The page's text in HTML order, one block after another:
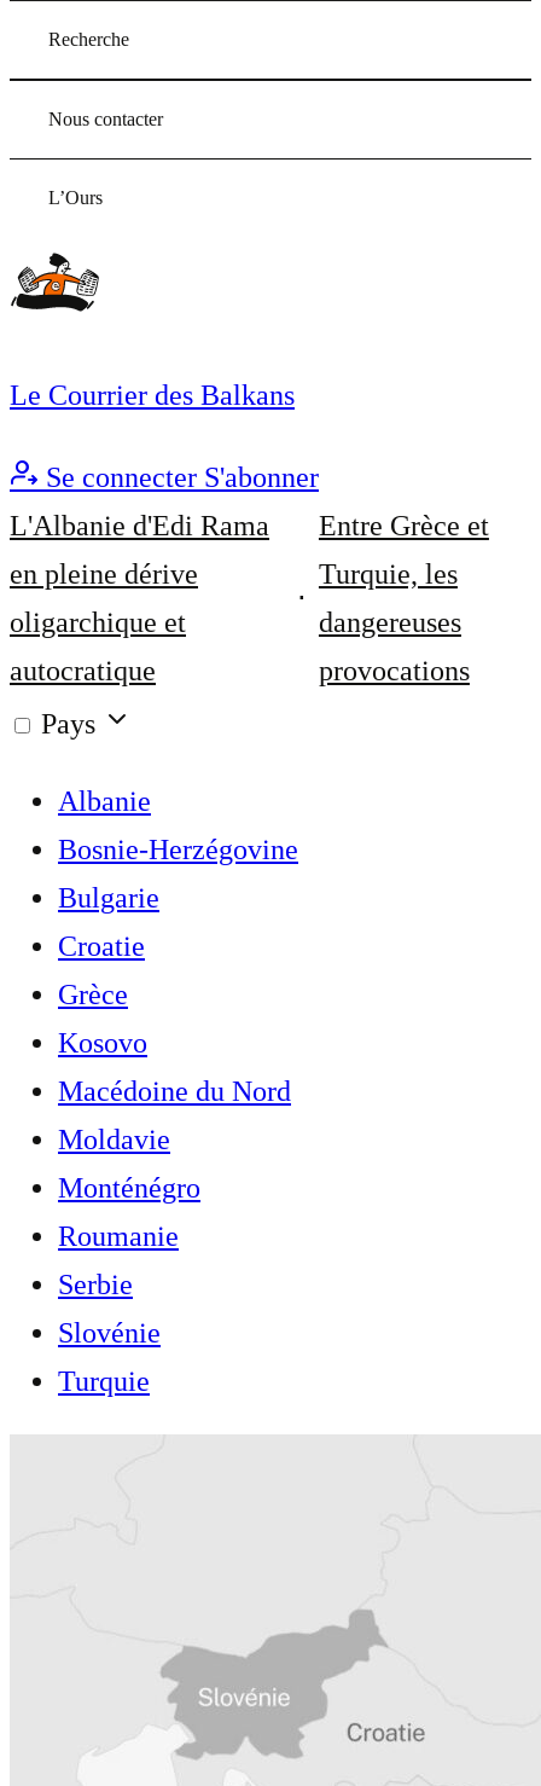
Recherche
Nous contacter
L’Ours
Le Courrier des Balkans
Se connecter S'abonner
L'Albanie d'Edi Rama
en pleine dérive
oligarchique et
autocratique
Entre Grèce et
Turquie, les
dangereuses
provocations
Pays
Albanie
Bosnie-Herzégovine
Bulgarie
Croatie
Grèce
Kosovo
Macédoine du Nord
Moldavie
Monténégro
Roumanie
Serbie
Slovénie
Turquie